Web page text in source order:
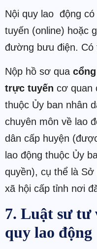
Nội quy lao động
tuyến (online) hoặc
đường bưu điện. Có
Nộp hồ sơ qua
trực tuyến cơ quan
thuộc Ủy ban nhân
chuyên môn về lao
dân cấp huyện
lao động thuộc Ủy
quyền), cụ thể là
xã hội cấp tỉnh nơi
7. Luật sư tư
quy lao động